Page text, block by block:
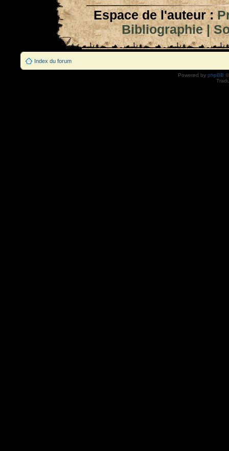
Espace de l'auteur :
Bibliographie|
Index du forum
Powered by phpBB